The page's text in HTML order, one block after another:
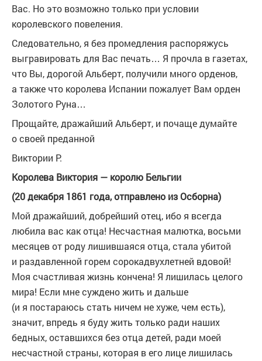
Вас. Но это возможно только при условии
королевского повеления.
Следовательно, я без промедления распоряжусь
выгравировать для Вас печать… Я прочла в газетах,
что Вы, дорогой Альберт, получили много орденов,
а также что королева Испании пожалует Вам орден
Золотого Руна…
Прощайте, дражайший Альберт, и почаще думайте
о своей преданной
Виктории Р.
Королева Виктория — королю Бельгии
(20 декабря 1861 года, отправлено из Осборна)
Мой дражайший, добрейший отец, ибо я всегда
любила вас как отца! Несчастная малютка, восьми
месяцев от роду лишившаяся отца, стала убитой
и раздавленной горем сорокадвухлетней вдовой!
Моя счастливая жизнь кончена! Я лишилась целого
мира! Если мне суждено жить и дальше
(и я постараюсь стать ничем не хуже, чем есть),
значит, впредь я буду жить только ради наших
бедных, оставшихся без отца детей, ради моей
несчастной страны, которая в его лице лишилась